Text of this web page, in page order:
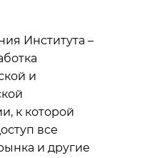
Института –
и
к которой
все
и другие